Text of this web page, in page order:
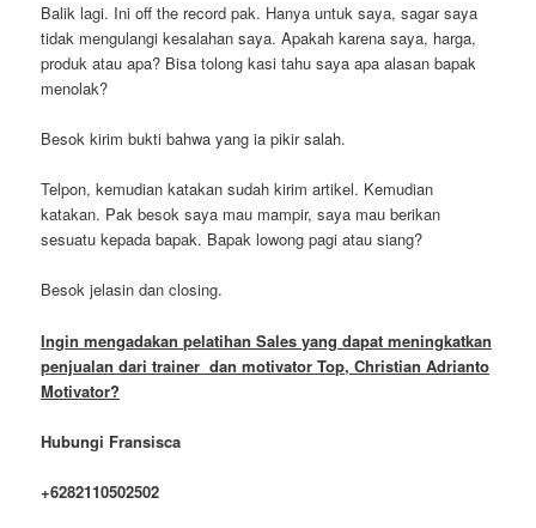
Balik lagi. Ini off the record pak. Hanya untuk saya, sagar saya
tidak mengulangi kesalahan saya. Apakah karena saya, harga,
produk atau apa? Bisa tolong kasi tahu saya apa alasan bapak
menolak?
Besok kirim bukti bahwa yang ia pikir salah.
Telpon, kemudian katakan sudah kirim artikel. Kemudian
katakan. Pak besok saya mau mampir, saya mau berikan
sesuatu kepada bapak. Bapak lowong pagi atau siang?
Besok jelasin dan closing.
Ingin mengadakan pelatihan Sales yang dapat meningkatkan
penjualan dari trainer dan motivator Top, Christian Adrianto
Motivator?
Hubungi Fransisca
+6282110502502